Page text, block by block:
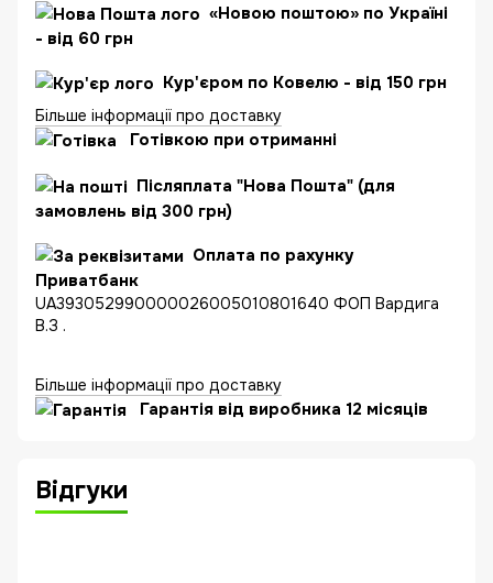
«Новою поштою» по Україні
- від 60 грн
Кур'єром по Ковелю - від 150 грн
Більше інформації про доставку
Готівкою при отриманні
Післяплата "Нова Пошта" (для
замовлень від 300 грн)
Оплата по рахунку
Приватбанк
UA393052990000026005010801640 ФОП Вардига
В.З .
Більше інформації про доставку
Гарантія від виробника 12 місяців
Відгуки